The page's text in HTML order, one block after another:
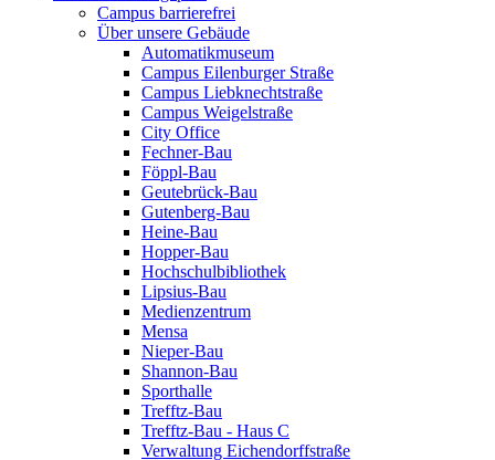
Campus barrierefrei
Über unsere Gebäude
Automatikmuseum
Campus Eilenburger Straße
Campus Liebknechtstraße
Campus Weigelstraße
City Office
Fechner-Bau
Föppl-Bau
Geutebrück-Bau
Gutenberg-Bau
Heine-Bau
Hopper-Bau
Hochschulbibliothek
Lipsius-Bau
Medienzentrum
Mensa
Nieper-Bau
Shannon-Bau
Sporthalle
Trefftz-Bau
Trefftz-Bau - Haus C
Verwaltung Eichendorffstraße